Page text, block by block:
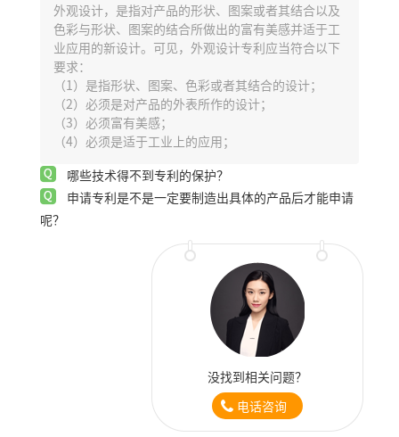
外观设计，是指对产品的形状、图案或者其结合以及
色彩与形状、图案的结合所做出的富有美感并适于工
业应用的新设计。可见，外观设计专利应当符合以下
要求：
（1）是指形状、图案、色彩或者其结合的设计；
（2）必须是对产品的外表所作的设计；
（3）必须富有美感；
（4）必须是适于工业上的应用；
哪些技术得不到专利的保护？
申请专利是不是一定要制造出具体的产品后才能申请
呢？
没找到相关问题？
电话咨询